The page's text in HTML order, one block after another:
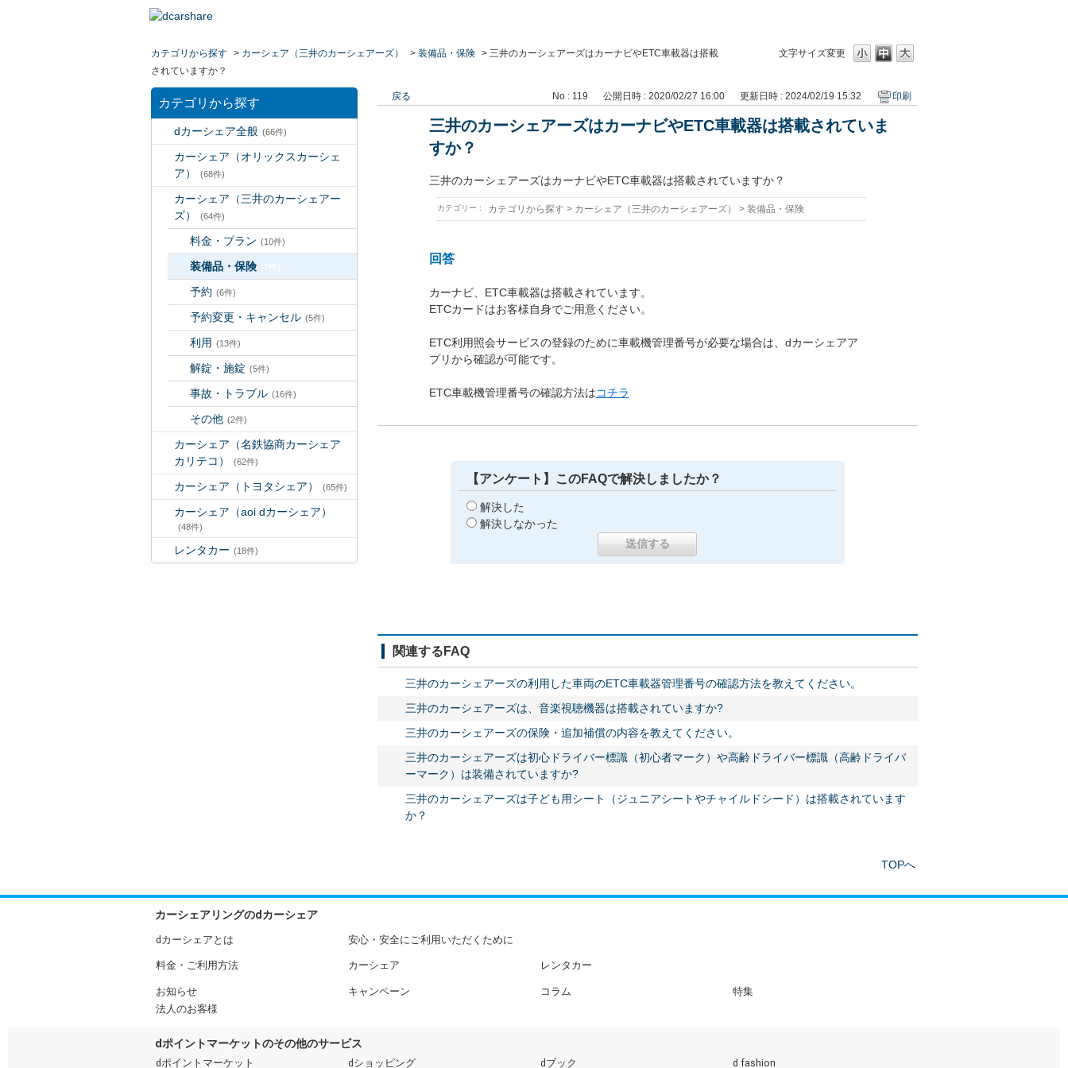
文字サイズ変更
カテゴリから探す > カーシェア（三井のカーシェアーズ） > 装備品・保険 > 三井のカーシェアーズはカーナビやETC車載器は搭載
されていますか？
カテゴリから探す
dカーシェア全般 (66件)
カーシェア（オリックスカーシェ
ア）
(68件)
カーシェア（三井のカーシェアー
ズ）
(64件)
料金・プラン (10件)
装備品・保険
予約 (6件)
予約変更・キャンセル (5件)
利用 (13件)
解錠・施錠 (5件)
事故・トラブル (16件)
その他 (2件)
カーシェア（名鉄協商カーシェア
カリテコ）
(62件)
カーシェア（トヨタシェア） (65件)
カーシェア（aoi dカーシェア）
(48件)
レンタカー (18件)
戻る No : 119 公開日時 : 2020/02/27 16:00 更新日時 : 2024/02/19 15:32 印刷
三井のカーシェアーズはカーナビやETC車載器は搭載されていま
すか？
三井のカーシェアーズはカーナビやETC車載器は搭載されていますか？
カテゴリー : カテゴリから探す > カーシェア（三井のカーシェアーズ） > 装備品・保険
回答
カーナビ、ETC車載器は搭載されています。
ETCカードはお客様自身でご用意ください。
ETC利用照会サービスの登録のために車載機管理番号が必要な場合は、dカーシェアア
プリから確認が可能です。
ETC車載機管理番号の確認方法はコチラ
【アンケート】このFAQで解決しましたか？
解決した
解決しなかった
関連するFAQ
三井のカーシェアーズの利用した車両のETC車載器管理番号の確認方法を教えてください。
三井のカーシェアーズは、音楽視聴機器は搭載されていますか?
三井のカーシェアーズの保険・追加補償の内容を教えてください。
三井のカーシェアーズは初心ドライバー標識（初心者マーク）や高齢ドライバー標識（高齢ドライバ
ーマーク）は装備されていますか?
三井のカーシェアーズは子ども用シート（ジュニアシートやチャイルドシード）は搭載されています
か？
TOPへ
カーシェアリングのdカーシェア
dカーシェアとは 安心・安全にご利用いただくために
料金・ご利用方法 カーシェア レンタカー
お知らせ キャンペーン コラム
特集
法人のお客様
dポイントマーケットのその他のサービス
dポイントマーケット dショッピング dブック d fashion